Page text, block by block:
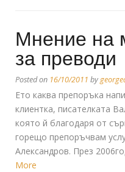
Мнение на
за преводи
Posted on 16/10/2011 by
Ето каква препоръка
клиентка, писателката
която й благодаря от
горещо препоръчвам
Александров. През
More